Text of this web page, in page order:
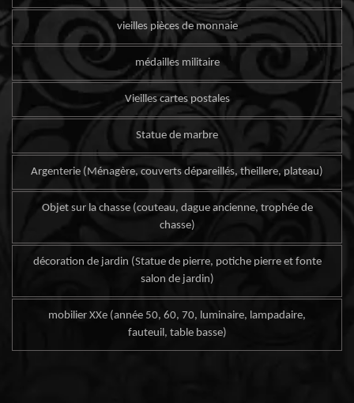
vieilles pièces de monnaie
médailles militaire
Vieilles cartes postales
Statue de marbre
Argenterie (Ménagère, couverts dépareillés, theillere, plateau)
Objet sur la chasse (couteau, dague ancienne, trophée de
chasse)
décoration de jardin (Statue de pierre, potiche pierre et fonte
salon de jardin)
mobilier XXe (année 50, 60, 70, luminaire, lampadaire,
fauteuil, table basse)